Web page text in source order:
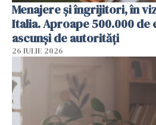
Menajere și îngrijitori, în
Italia. Aproape 500.000
ascunși de autorități
26 IULIE 2026